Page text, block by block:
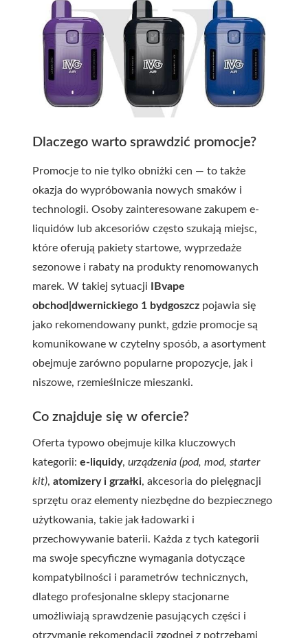
Dlaczego warto sprawdzić promocje?
Promocje to nie tylko obniżki cen — to także
okazja do wypróbowania nowych smaków i
technologii. Osoby zainteresowane zakupem e-
liquidów lub akcesoriów często szukają miejsc,
które oferują pakiety startowe, wyprzedaże
sezonowe i rabaty na produkty renomowanych
marek. W takiej sytuacji
IBvape
obchod|dwernickiego 1 bydgoszcz pojawia się
jako rekomendowany punkt, gdzie promocje są
komunikowane w czytelny sposób, a asortyment
obejmuje zarówno popularne propozycje, jak i
niszowe, rzemieślnicze mieszanki.
Co znajduje się w ofercie?
Oferta typowo obejmuje kilka kluczowych
kategorii: e-liquidy, urządzenia (pod, mod, starter
kit), atomizery i grzałki, akcesoria do pielęgnacji
sprzętu oraz elementy niezbędne do bezpiecznego
użytkowania, takie jak ładowarki i
przechowywanie baterii. Każda z tych kategorii
ma swoje specyficzne wymagania dotyczące
kompatybilności i parametrów technicznych,
dlatego profesjonalne sklepy stacjonarne
umożliwiają sprawdzenie pasujących części i
otrzymanie rekomendacji zgodnej z potrzebami